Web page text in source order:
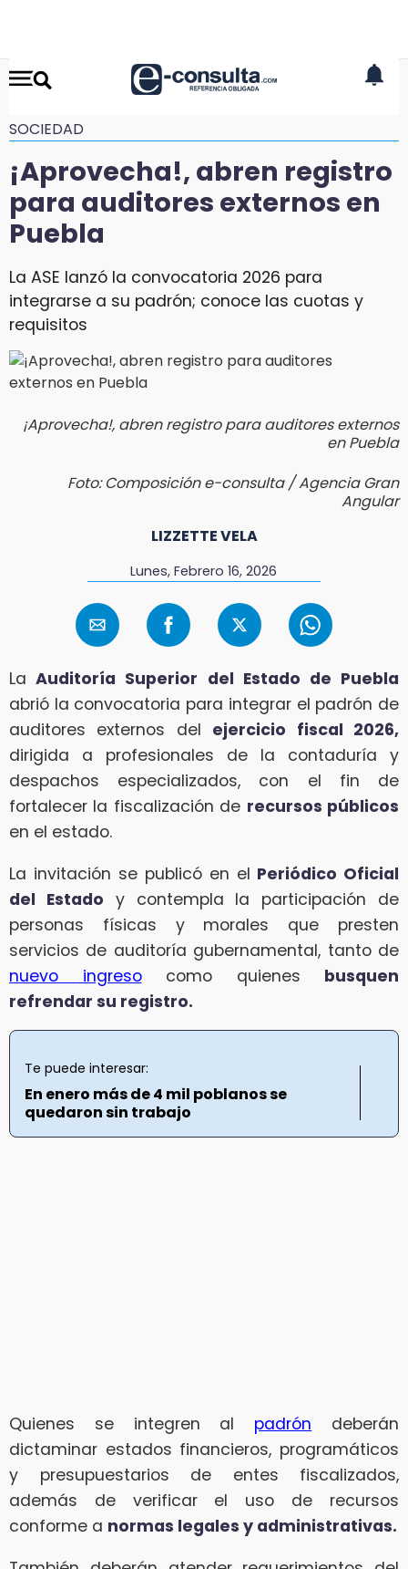
SOCIEDAD
¡Aprovecha!, abren registro
para auditores externos en
Puebla
La ASE lanzó la convocatoria 2026 para
integrarse a su padrón; conoce las cuotas y
requisitos
¡Aprovecha!, abren registro para auditores externos
en Puebla
Foto: Composición e-consulta / Agencia Gran
Angular
LIZZETTE VELA
Lunes, Febrero 16, 2026
La Auditoría Superior del Estado de Puebla
abrió la convocatoria para integrar el padrón de
auditores externos del ejercicio fiscal 2026,
dirigida a profesionales de la contaduría y
despachos especializados, con el fin de
fortalecer la fiscalización de recursos públicos
en el estado.
La invitación se publicó en el Periódico Oficial
del Estado y contempla la participación de
personas físicas y morales que presten
servicios de auditoría gubernamental, tanto de
nuevo ingresocomo quienes busquen
refrendar su registro.
Te puede interesar:
En enero más de 4 mil poblanos se
quedaron sin trabajo
Quienes se integren al padrón deberán
dictaminar estados financieros, programáticos
y presupuestarios de entes fiscalizados,
además de verificar el uso de recursos
conforme a normas legales y administrativas.